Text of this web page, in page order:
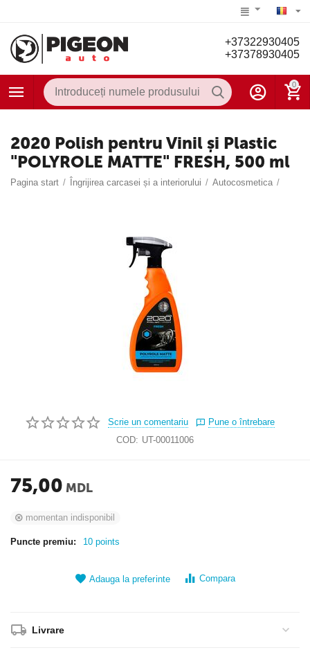
+37322930405
+37378930405
0
2020 Polish pentru Vinil și Plastic
"POLYROLE MATTE" FRESH, 500 ml
Pagina start / Îngrijirea carcasei și a interiorului / Autocosmetica /
Scrie un comentariu
Pune o întrebare
COD: UT-00011006
75,00 MDL
momentan indisponibil
Puncte premiu: 10 points
Adauga la preferinte Compara
Livrare